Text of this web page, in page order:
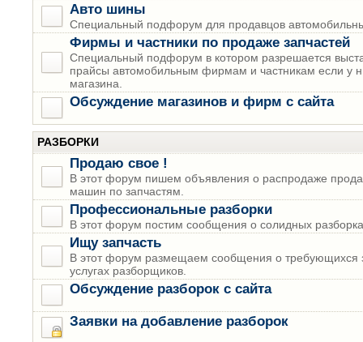
Авто шины
Специальный подфорум для продавцов
Фирмы и частники по продаже запчастей
Специальный подфорум в котором разрешается
прайсы автомобильным фирмам и частникам если у
магазина.
Обсуждение магазинов и фирм с сайта
РАЗБОРКИ
Продаю свое !
В этот форум пишем объявления о распродаже
машин по запчастям.
Профессиональные разборки
В этот форум постим сообщения о солидных
Ищу запчасть
В этот форум размещаем сообщения о требующихся
услугах разборщиков.
Обсуждение разборок с сайта
Заявки на добавление разборок